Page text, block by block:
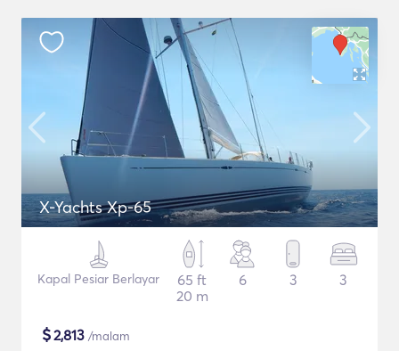
X-Yachts Xp-65
Kapal Pesiar Berlayar
65 ft
20 m
6 3 3
$2,813 /malam